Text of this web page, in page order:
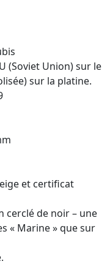
(Soviet Union) sur le
sur la platine.
et certificat
cerclé de noir – une
« Marine » que sur